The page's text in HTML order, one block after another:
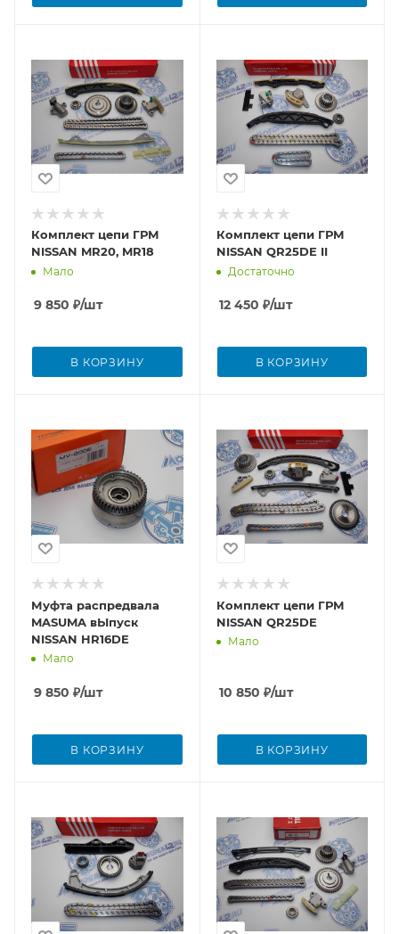
Комплект цепи ГРМ
NISSAN MR20, MR18
Мало
9 850 ₽/шт
В КОРЗИНУ
Комплект цепи ГРМ
NISSAN QR25DE II
Достаточно
12 450 ₽/шт
В КОРЗИНУ
Муфта распредвала
MASUMA вЫпуск
NISSAN HR16DE
Мало
9 850 ₽/шт
В КОРЗИНУ
Комплект цепи ГРМ
NISSAN QR25DE
Мало
10 850 ₽/шт
В КОРЗИНУ